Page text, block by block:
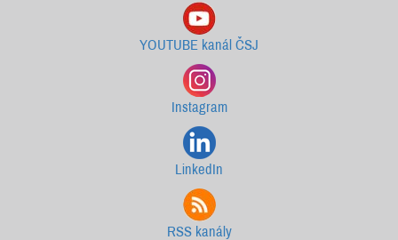
YOUTUBE kanál ČSJ
Instagram
LinkedIn
RSS kanály